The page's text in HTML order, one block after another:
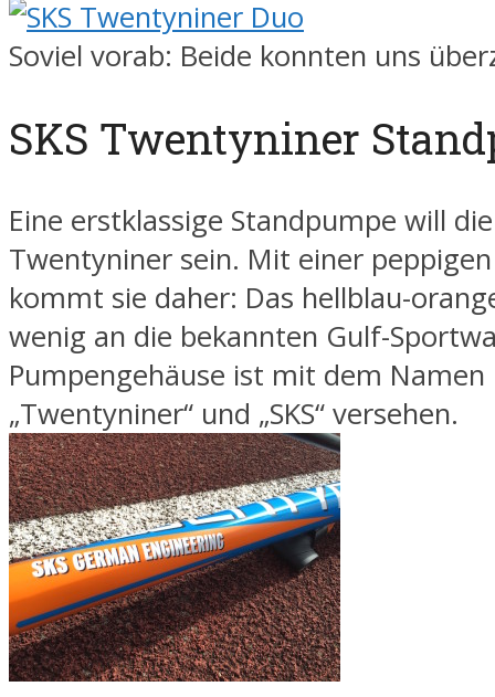
Soviel vorab: Beide konnten uns
SKS Twentyniner
Eine erstklassige Standpumpe will die
Twentyniner sein. Mit einer
kommt sie daher: Das hellblau-
wenig an die bekannten Gulf-
Pumpengehäuse ist mit dem Namen
„Twentyniner“ und „SKS“ versehen.